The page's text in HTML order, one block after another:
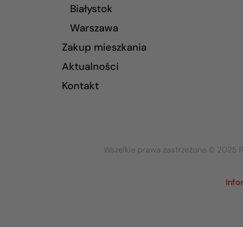
Białystok
Warszawa
Zakup mieszkania
Aktualności
Kontakt
Wszelkie prawa zastrzeżone © 2025